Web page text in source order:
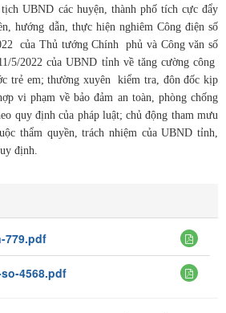
UBND các huyện, thành phố tích cực đẩy
hướng dẫn, thực hiện nghiêm Công điện số
của Thủ tướng Chính phủ và Công văn số
5/2022 của UBND tỉnh về tăng cường công
trẻ em; thường xuyên kiểm tra, đôn đốc kịp
vi phạm về bảo đảm an toàn, phòng chống
quy định của pháp luật; chủ động tham mưu
thẩm quyền, trách nhiệm của UBND tỉnh,
định.
779.pdf
4568.pdf